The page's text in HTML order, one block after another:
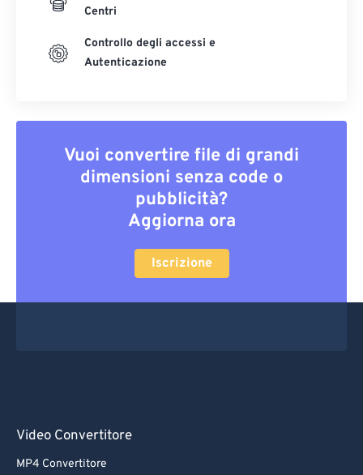
Centri
Controllo degli accessi e
Autenticazione
Vuoi convertire file di grandi
dimensioni senza code o
pubblicità?
Aggiorna ora
Iscrizione
Video Convertitore
MP4 Convertitore